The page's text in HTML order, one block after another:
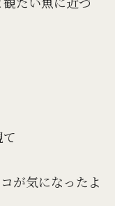
が気になったよ